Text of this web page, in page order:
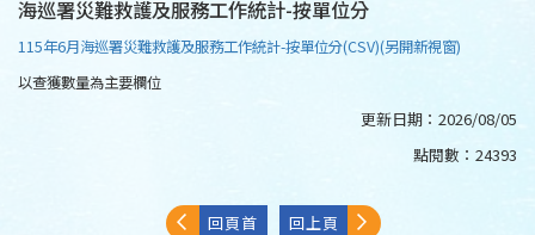
海巡署災難救護及服務工作統計-按單位分
115年6月海巡署災難救護及服務工作統計-按單位分(CSV)(另開新視窗)
以查獲數量為主要欄位
更新日期： 2026/08/05
點閱數： 24393
回頁首 回上頁